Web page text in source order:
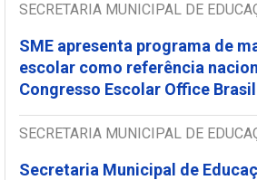
SECRETARIA MUNICIPAL DE
SME apresenta programa de
escolar como referência
Congresso Escolar Office Brasil
SECRETARIA MUNICIPAL DE
Secretaria Municipal de